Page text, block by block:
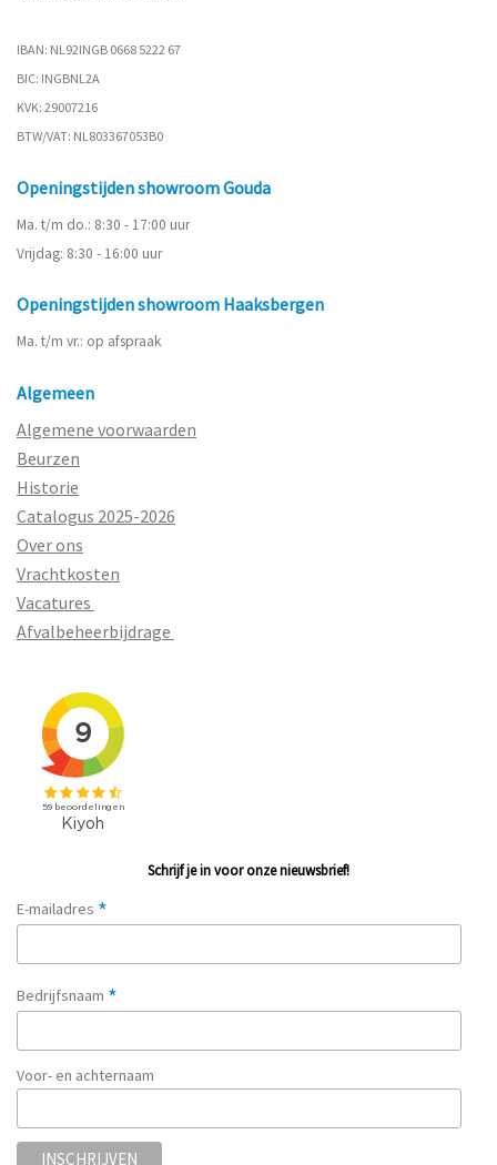
IBAN: NL92INGB 0668 5222 67
BIC: INGBNL2A
KVK: 29007216
BTW/VAT: NL803367053B0
Openingstijden showroom Gouda
Ma. t/m do.: 8:30 - 17:00 uur
Vrijdag: 8:30 - 16:00 uur
Openingstijden showroom Haaksbergen
Ma. t/m vr.: op afspraak
Algemeen
Algemene voorwaarden
Beurzen
Historie
Catalogus 2025-2026
Over ons
Vrachtkosten
Vacatures
Afvalbeheerbijdrage
Schrijf je in voor onze nieuwsbrief!
E-mailadres *
Bedrijfsnaam *
Voor- en achternaam